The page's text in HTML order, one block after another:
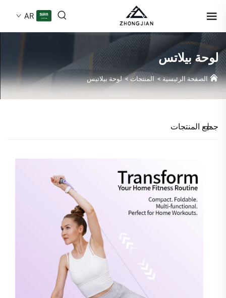
AR
لوحة بيلاتس
الصفحة الرئيسية>المنتجات>لوحة بيلاتيس
جميع المنتجات